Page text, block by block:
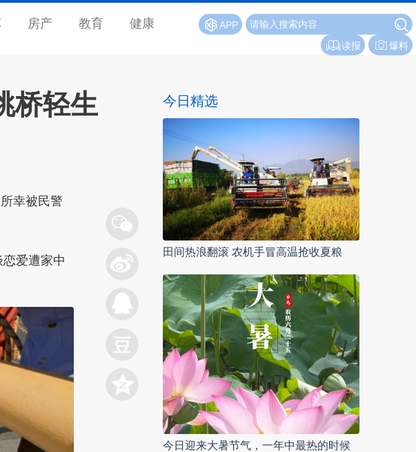
房产 教育 健康
APP
爆料
读报
桥轻生
幸被民警
爱遭家中
今日精选
田间热浪翻滚 农机手冒高温抢收夏粮
今日迎来大暑节气，一年中最热的时候